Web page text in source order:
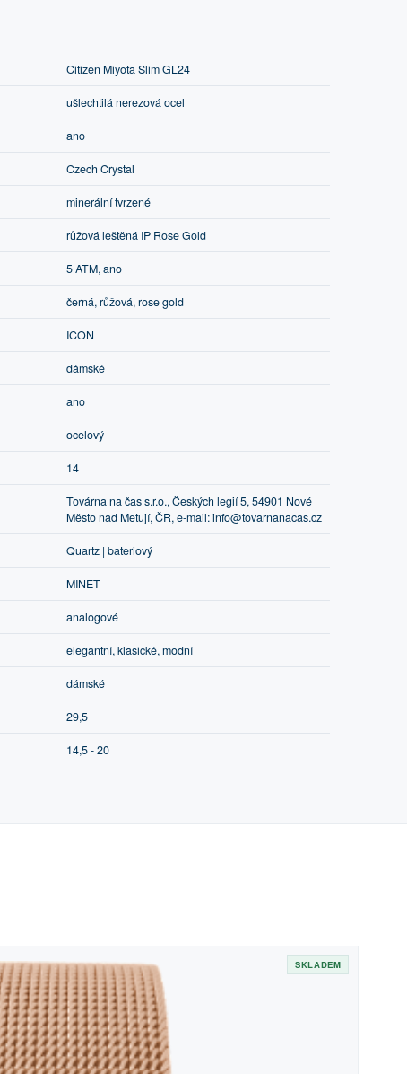
Citizen Miyota Slim GL24
ušlechtilá nerezová ocel
ano
Czech Crystal
minerální tvrzené
růžová leštěná IP Rose Gold
5 ATM, ano
černá, růžová, rose gold
ICON
dámské
ano
ocelový
14
Továrna na čas s.r.o., Českých legií 5, 54901 Nové
Město nad Metují, ČR, e-mail: info@tovarnanacas.cz
Quartz | bateriový
MINET
analogové
elegantní, klasické, modní
dámské
29,5
14,5 - 20
SKLADEM